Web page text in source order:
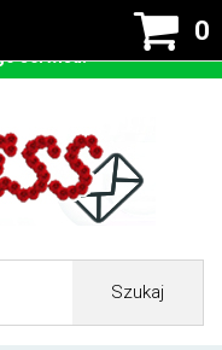
0
Szukaj
tzw ciastek w celu
przyjmowanie cookies
serwisu.